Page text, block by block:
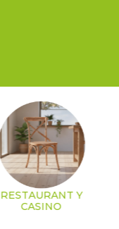
RESTAURANT Y
CASINO